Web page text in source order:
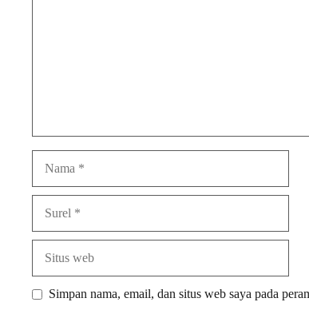
Simpan nama, email, dan situs web saya pada